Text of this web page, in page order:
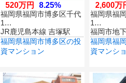
520万円
8.25%
福岡県福岡市博多区千代
1…
JR鹿児島本線 吉塚駅
福岡県福岡市博多区の投
資マンション
2,600万
福岡県福
1…
福岡市地
県庁口駅
福岡県福
資マンシ